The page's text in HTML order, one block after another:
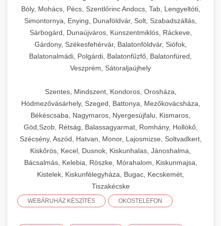
Bóly, Mohács, Pécs, Szentlőrinc Andocs, Tab, Lengyeltóti,
Simontornya, Enying, Dunaföldvár, Solt, Szabadszállás,
Sárbogárd, Dunaújváros, Kunszentmiklós, Ráckeve,
Gárdony, Székesfehérvár, Balatonföldvár, Siófok,
Balatonalmádi, Polgárdi, Balatonfűzfő, Balatonfüred,
Veszprém, Sátoraljaújhely
Szentes, Mindszent, Kondoros, Orosháza,
Hódmezővásárhely, Szeged, Battonya, Mezőkovácsháza,
Békéscsaba, Nagymaros, Nyergesújfalu, Kismaros,
Göd,Szob, Rétság, Balassagyarmat, Romhány, Hollókő,
Szécsény, Aszód, Hatvan, Monor, Lajosmizse, Soltvadkert,
Kiskőrös, Kecel, Dusnok, Kiskunhalas, Jánoshalma,
Bácsalmás, Kelebia, Röszke, Mórahalom, Kiskunmajsa,
Kistelek, Kiskunfélegyháza, Bugac, Kecskemét,
Tiszakécske
WEBÁRUHÁZ KÉSZÍTÉS OKOSTELEFON